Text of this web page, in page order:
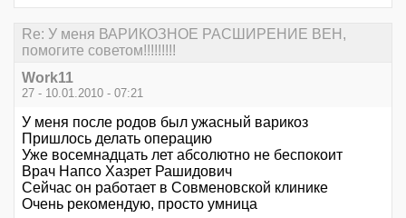
Re: У меня ВАРИКОЗНОЕ РАСШИРЕНИЕ ВЕН,
помогите советом!!!!!!!!!
Work11
27 - 10.01.2010 - 07:21
У меня после родов был ужасный варикоз
Пришлось делать операцию
Уже восемнадцать лет абсолютно не беспокоит
Врач Напсо Хазрет Рашидович
Сейчас он работает в Совменовской клинике
Очень рекомендую, просто умница